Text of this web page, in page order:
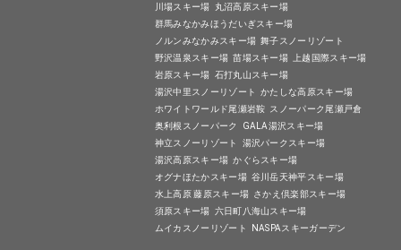
川場スキー場
丸沼高原スキー場
群馬みなかみほうだいぎスキー場
ノルンみなかみスキー場 舞子スノーリゾート
野沢温泉スキー場 苗場スキー場
上越国際スキー場
岩原スキー場 石打丸山スキー場
湯沢中里スノーリゾート
かたしな高原スキー場
ホワイトワールド尾瀬岩鞍 スノーパーク尾瀬戸倉
奥利根スノーパーク
GALA湯沢スキー場
神立スノーリゾート
湯沢パークスキー場
湯沢高原スキー場 かぐらスキー場
オグナほたかスキー場 谷川岳天神平スキー場
水上高原 藤原スキー場 さかえ倶楽部スキー場
須原スキー場 六日町八海山スキー場
ムイカスノーリゾート
NASPAスキーガーデン